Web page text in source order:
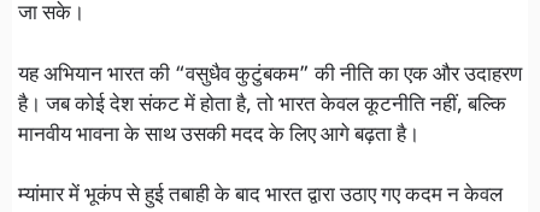
जा सके।
यह अभियान भारत की “वसुधैव कुटुंबकम” की नीति का एक और उदाहरण
है। जब कोई देश संकट में होता है, तो भारत केवल कूटनीति नहीं, बल्कि
मानवीय भावना के साथ उसकी मदद के लिए आगे बढ़ता है।
म्यांमार में भूकंप से हुई तबाही के बाद भारत द्वारा उठाए गए कदम न केवल